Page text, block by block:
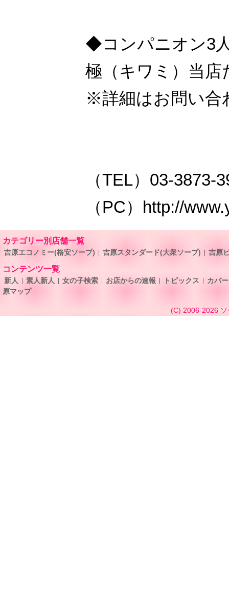
◆コンパニオン3
極（キワミ）当
※詳細はお問い合
（TEL）03-3873-
（PC）http://
カテゴリー別店舗一覧
吉原エコノミー(格安ソープ) 吉原スタンダード(大衆ソープ) 吉原
コンテンツ一覧
新人 素人新人 女の子検索 お店からの速報 トピックス
カバ
原マップ
(C) 2006-2026ソ